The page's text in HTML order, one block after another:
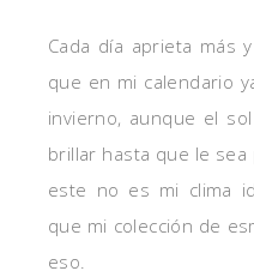
Cada día aprieta más
que en mi calendario
invierno, aunque el
brillar hasta que le
este no es mi clima
que mi colección de
eso.